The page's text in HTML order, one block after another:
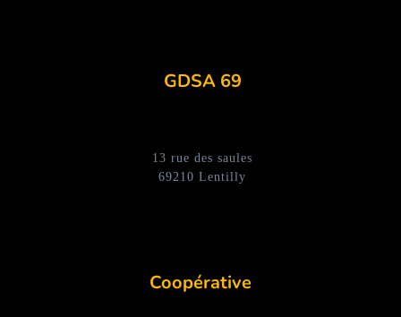
GDSA 69
13 rue des saules
69210 Lentilly
Coopérative